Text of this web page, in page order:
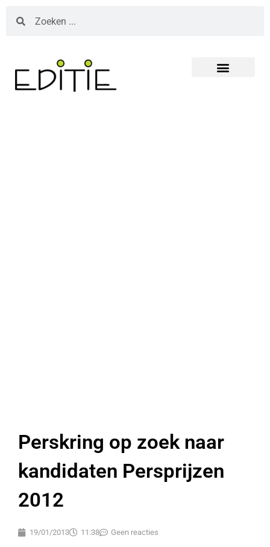
Perskring op zoek naar
kandidaten Persprijzen
2012
19/01/2013 11:38 Geen reacties